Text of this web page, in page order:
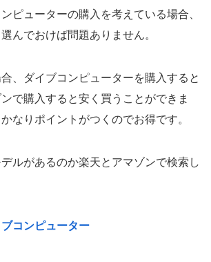
ピューターの購入を考えている場合、
んでおけば問題ありません。
、ダイブコンピューターを購入すると
で購入すると安く買うことができま
なりポイントがつくのでお得です。
ルがあるのか楽天とアマゾンで検索し
コンピューター